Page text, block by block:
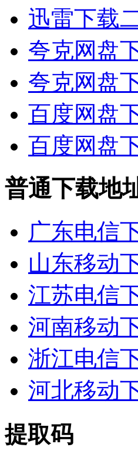
迅雷下载
夸克网盘
夸克网盘
百度网盘
百度网盘
普通下载地
广东电信
山东移动
江苏电信
河南移动
浙江电信
河北移动
提取码